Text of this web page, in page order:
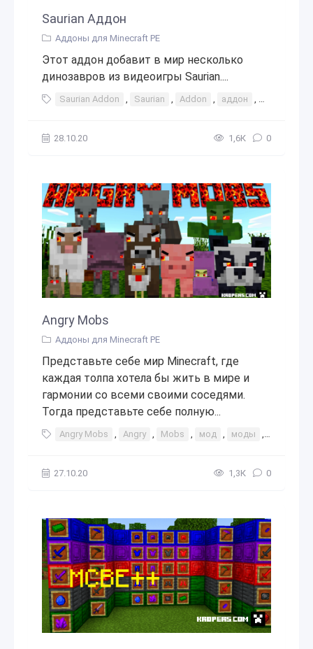
Saurian Аддон
Аддоны для Minecraft PE
Этот аддон добавит в мир несколько
динозавров из видеоигры Saurian....
Saurian Addon , Saurian , Addon , аддон , аддоны
28.10.20 1,6К 0
Angry Mobs
Аддоны для Minecraft PE
Представьте себе мир Minecraft, где
каждая толпа хотела бы жить в мире и
гармонии со всеми своими соседями.
Тогда представьте себе полную...
Angry Mobs , Angry , Mobs , мод , моды ,
27.10.20 1,3К 0